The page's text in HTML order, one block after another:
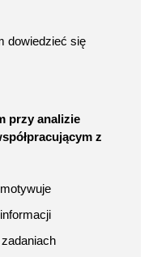
dowiedzieć się
przy analizie
z